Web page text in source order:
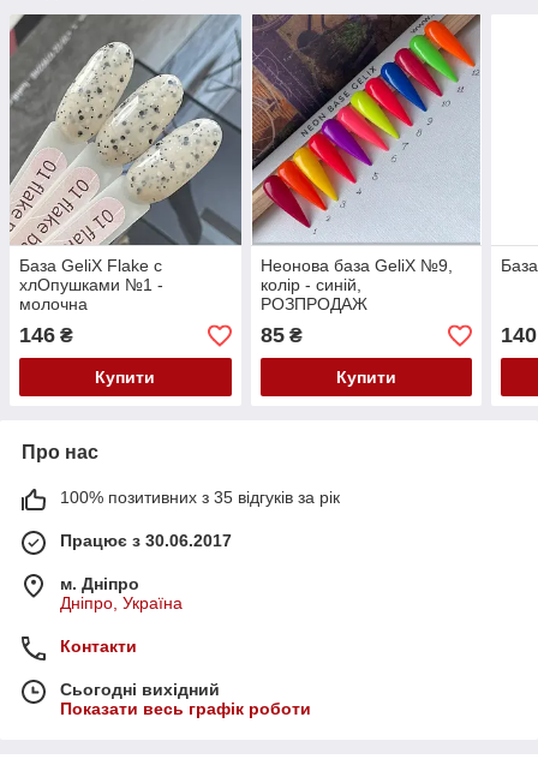
База GeliX Flake с
хлОпушками №1 -
молочна
146 ₴
Купити
Неонова база GeliX №9,
колір - синій,
РОЗПРОДАЖ
85₴
Купити
140
Про нас
100% позитивних з 35 відгуків за рік
Працює з 30.06.2017
м. Дніпро
Дніпро, Україна
Контакти
Сьогодні вихідний
Показати весь графік роботи